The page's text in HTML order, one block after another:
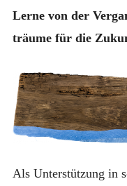
Lerne von der
träume für die
Als Unterstützung in